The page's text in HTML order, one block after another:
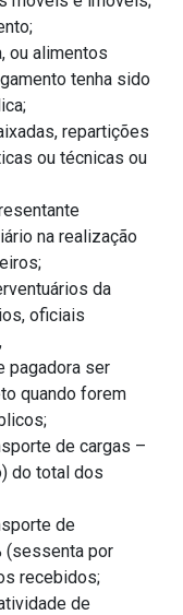
ou alimentos
tenha sido
repartições
ou técnicas ou
na realização
da
oficiais
pagadora ser
quando forem
de cargas –
do total dos
de
(sessenta por
recebidos;
de